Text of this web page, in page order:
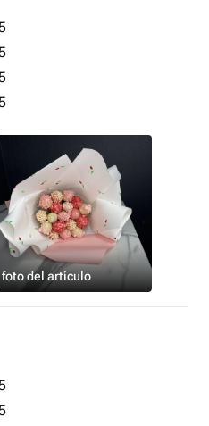
ПО ВЕСУ, ее
и зависит от калибра
на это внимание при
foto del artículo